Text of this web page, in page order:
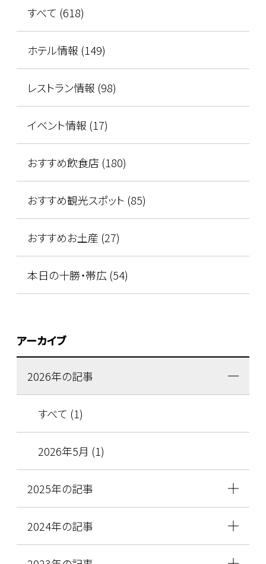
すべて (618)
ホテル情報 (149)
レストラン情報 (98)
イベント情報 (17)
おすすめ飲食店 (180)
おすすめ観光スポット (85)
おすすめお土産 (27)
本日の十勝・帯広 (54)
アーカイブ
2026年の記事
すべて (1)
2026年5月 (1)
2025年の記事
2024年の記事